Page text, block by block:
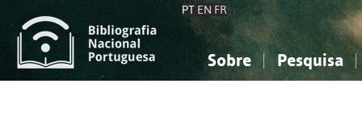
PT EN FR
Sobre Pesquisa